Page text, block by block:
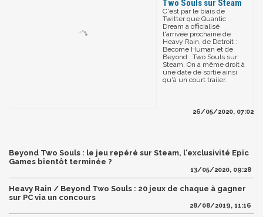
Two Souls sur Steam
C'est par le biais de
Twitter que Quantic
Dream a officialisé
l'arrivée prochaine de
Heavy Rain, de Detroit :
Become Human et de
Beyond : Two Souls sur
Steam. On a même droit à
une date de sortie ainsi
qu'à un court trailer.
26/05/2020, 07:02
Beyond Two Souls : le jeu repéré sur Steam, l'exclusivité Epic
Games bientôt terminée ?
13/05/2020, 09:28
Heavy Rain / Beyond Two Souls : 20 jeux de chaque à gagner
sur PC via un concours
28/08/2019, 11:16